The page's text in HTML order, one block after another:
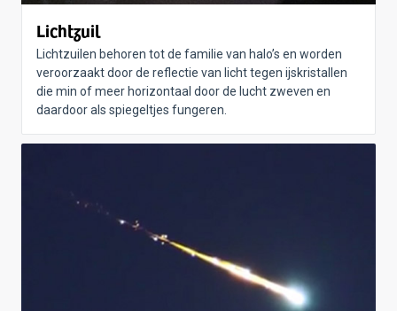
Lichtzuil
Lichtzuilen behoren tot de familie van halo’s en worden
veroorzaakt door de reflectie van licht tegen ijskristallen
die min of meer horizontaal door de lucht zweven en
daardoor als spiegeltjes fungeren.